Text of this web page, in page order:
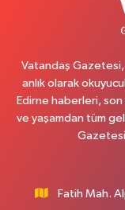
Vatandaş
anlık olarak
Edirne haberleri,
ve yaşamdan tüm
Fatih Mah.